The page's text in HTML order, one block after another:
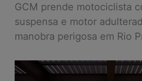
GCM prende motociclista
suspensa e motor
manobra perigosa em Rio